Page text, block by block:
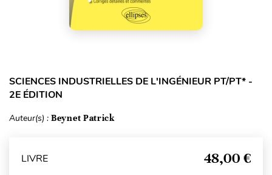
SCIENCES INDUSTRIELLES DE L'INGÉNIEUR PT/PT* -
2E ÉDITION
Auteur(s) : Beynet Patrick
LIVRE 48,00 €